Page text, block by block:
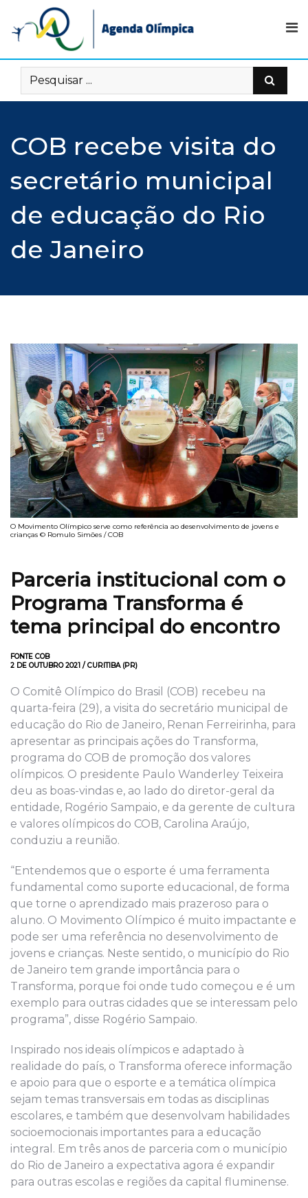
content
COB recebe visita do
secretário municipal
de educação do Rio
de Janeiro
O Movimento Olímpico serve como referência ao desenvolvimento de jovens e
crianças © Romulo Simões / COB
Parceria institucional com o
Programa Transforma é
tema principal do encontro
FONTE COB
2 DE OUTUBRO 2021 / CURITIBA (PR)
O Comitê Olímpico do Brasil (COB) recebeu na
quarta-feira (29), a visita do secretário municipal de
educação do Rio de Janeiro, Renan Ferreirinha, para
apresentar as principais ações do Transforma,
programa do COB de promoção dos valores
olímpicos. O presidente Paulo Wanderley Teixeira
deu as boas-vindas e, ao lado do diretor-geral da
entidade, Rogério Sampaio, e da gerente de cultura
e valores olímpicos do COB, Carolina Araújo,
conduziu a reunião.
“Entendemos que o esporte é uma ferramenta
fundamental como suporte educacional, de forma
que torne o aprendizado mais prazeroso para o
aluno. O Movimento Olímpico é muito impactante e
pode ser uma referência no desenvolvimento de
jovens e crianças. Neste sentido, o município do Rio
de Janeiro tem grande importância para o
Transforma, porque foi onde tudo começou e é um
exemplo para outras cidades que se interessam pelo
programa”, disse Rogério Sampaio.
Inspirado nos ideais olímpicos e adaptado à
realidade do país, o Transforma oferece informação
e apoio para que o esporte e a temática olímpica
sejam temas transversais em todas as disciplinas
escolares, e também que desenvolvam habilidades
socioemocionais importantes para a educação
integral. Em três anos de parceria com o município
do Rio de Janeiro a expectativa agora é expandir
para outras escolas e regiões da capital fluminense.